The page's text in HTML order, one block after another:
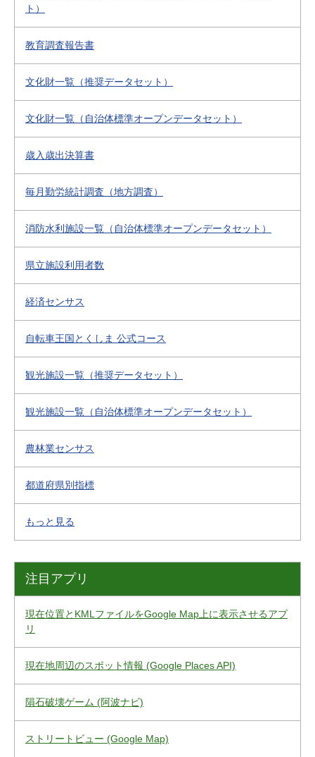
ト）
教育調査報告書
文化財一覧（推奨データセット）
文化財一覧（自治体標準オープンデータセット）
歳入歳出決算書
毎月勤労統計調査（地方調査）
消防水利施設一覧（自治体標準オープンデータセット）
県立施設利用者数
経済センサス
自転車王国とくしま 公式コース
観光施設一覧（推奨データセット）
観光施設一覧（自治体標準オープンデータセット）
農林業センサス
都道府県別指標
もっと見る
注目アプリ
現在位置とKMLファイルをGoogle Map上に表示させるアプ
リ
現在地周辺のスポット情報 (Google Places API)
隕石破壊ゲーム (阿波ナビ)
ストリートビュー (Google Map)